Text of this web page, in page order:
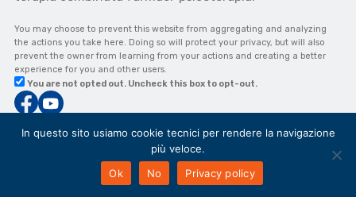
You may choose to prevent this website from aggregating and analyzing
the actions you take here. Doing so will protect your privacy, but will also
prevent the owner from learning from your actions and creating a better
experience for you and other users.
You are not opted out. Uncheck this box to opt-out.
In questo sito usiamo cookie tecnici per rendere la navigazione
più veloce.
Ok
No Privacy policy